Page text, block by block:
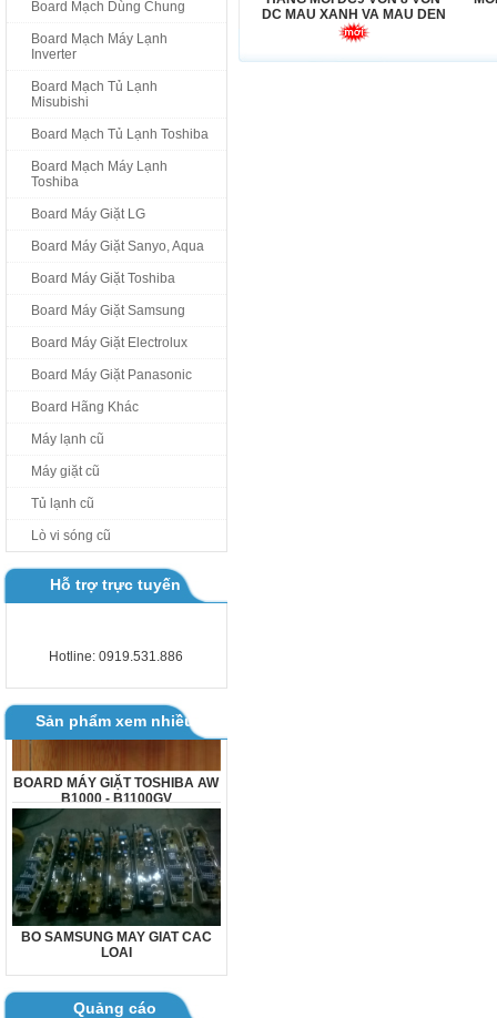
Board Mạch Dùng Chung
Board Mạch Máy Lạnh
Inverter
Board Mạch Tủ Lạnh
Misubishi
Board Mạch Tủ Lạnh Toshiba
Board Mạch Máy Lạnh
Toshiba
Board Máy Giặt LG
Board Máy Giặt Sanyo, Aqua
Board Máy Giặt Toshiba
Board Máy Giặt Samsung
Board Máy Giặt Electrolux
Board Máy Giặt Panasonic
Board Hãng Khác
Máy lạnh cũ
Máy giặt cũ
Tủ lạnh cũ
Lò vi sóng cũ
Hỗ trợ trực tuyến
Hotline: 0919.531.886
Sản phẩm xem nhiều
BOARD MÁY GIẶT TOSHIBA AW
B1000 - B1100GV
BO SAMSUNG MAY GIAT CAC
LOAI
Quảng cáo
DC MAU XANH VA MAU DEN